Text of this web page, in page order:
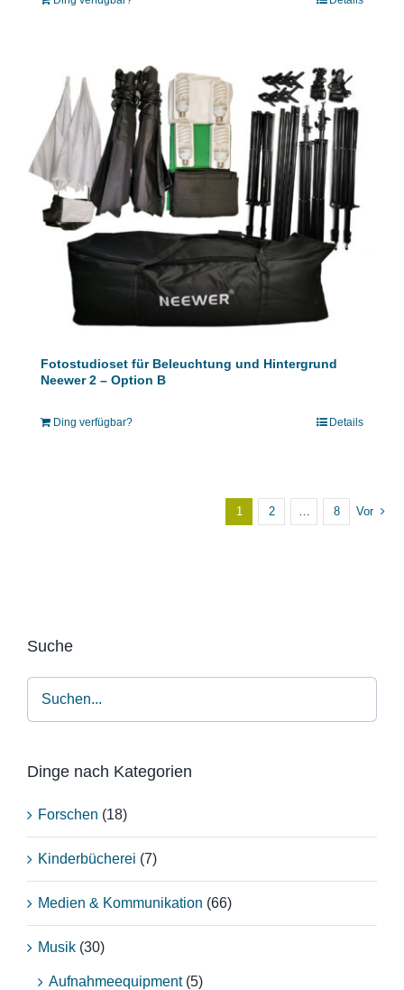
Fotostudioset für Beleuchtung und Hintergrund
Neewer 2 – Option B
Ding verfügbar? Details
1 2 … 8 Vor
Suche
Dinge nach Kategorien
Forschen (18)
Kinderbücherei (7)
Medien & Kommunikation (66)
Musik (30)
Aufnahmeequipment (5)